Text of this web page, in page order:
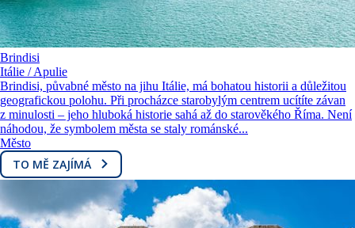
Brindisi
Itálie / Apulie
Brindisi, půvabné město na jihu Itálie, má bohatou historii a důležitou
geografickou polohu. Při procházce starobylým centrem ucítíte závan
z minulosti – jeho hluboká historie sahá až do starověkého Říma. Není
náhodou, že symbolem města se staly románské...
Město
TO MĚ ZAJÍMÁ